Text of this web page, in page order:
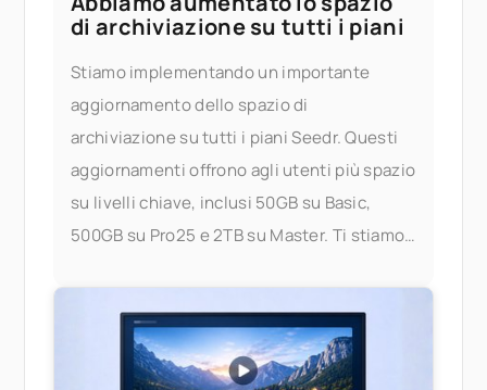
di archiviazione su tutti i piani
Stiamo implementando un importante
aggiornamento dello spazio di
archiviazione su tutti i piani Seedr. Questi
aggiornamenti offrono agli utenti più spazio
su livelli chiave, inclusi 50GB su Basic,
500GB su Pro25 e 2TB su Master. Ti stiamo
— senza preoccuparti dei limiti. Cosa è
cambiato? Ecco